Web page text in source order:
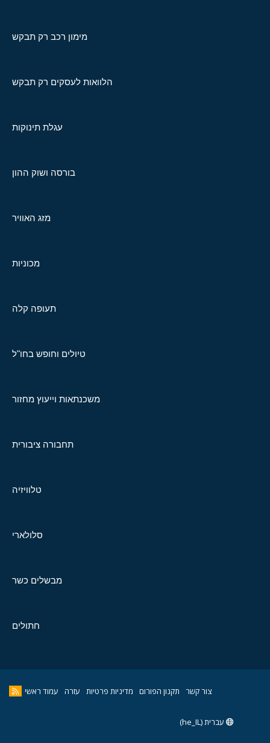
מימון רכב רק תבקש
הלוואות לעסקים רק תבקש
עגלת תינוקות
בורסה ושוק ההון
מזג האוויר
מכוניות
תעופה קלה
טיולים וחופש בחו"ל
משכנתאות וייעוץ מחזור
תחבורה ציבורית
טלוויזיה
סלולארי
מבשלים כשר
חתולים
צור קשר תקנון הפורום מדיניות פרטיות עזרה עמוד ראשי
עברית (he_IL)